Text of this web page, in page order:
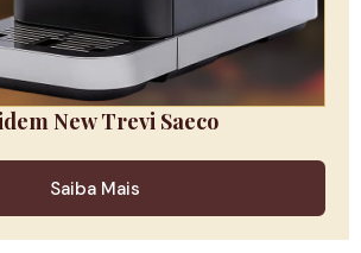
New Trevi Saeco
Saiba Mais